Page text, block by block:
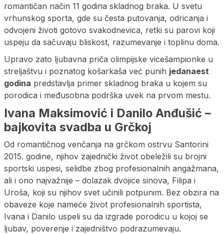
romantičan način 11 godina skladnog braka. U svetu
vrhunskog sporta, gde su česta putovanja, odricanja i
odvojeni životi gotovo svakodnevica, retki su parovi koji
uspeju da sačuvaju bliskost, razumevanje i toplinu doma.
Upravo zato ljubavna priča olimpijske vicešampionke u
streljaštvu i poznatog košarkaša već punih jedanaest
godina predstavlja primer skladnog braka u kojem su
porodica i međusobna podrška uvek na prvom mestu.
Ivana Maksimović i Danilo Anđušić –
bajkovita svadba u Grčkoj
Od romantičnog venčanja na grčkom ostrvu Santorini
2015. godine, njihov zajednički život obeležili su brojni
sportski uspesi, selidbe zbog profesionalnih angažmana,
ali i ono najvažnije – dolazak dvojice sinova, Filipa i
Uroša, koji su njihov svet učinili potpunim. Bez obzira na
obaveze koje nameće život profesionalnih sportista,
Ivana i Danilo uspeli su da izgrade porodicu u kojoj se
ljubav, poverenje i zajedništvo podrazumevaju.